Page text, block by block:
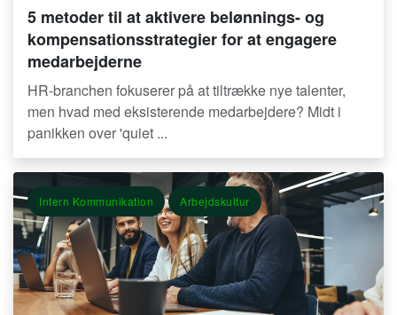
5 metoder til at aktivere belønnings- og
kompensationsstrategier for at engagere
medarbejderne
HR-branchen fokuserer på at tiltrække nye talenter,
men hvad med eksisterende medarbejdere? Midt i
panikken over 'quiet ...
Intern Kommunikation Arbejdskultur